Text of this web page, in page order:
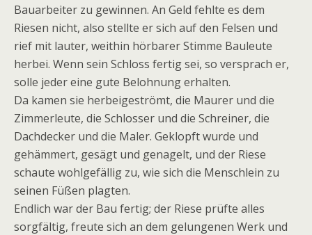
Bauarbeiter zu gewinnen. An Geld fehlte es dem
Riesen nicht, also stellte er sich auf den Felsen und
rief mit lauter, weithin hörbarer Stimme Bauleute
herbei. Wenn sein Schloss fertig sei, so versprach er,
solle jeder eine gute Belohnung erhalten.
Da kamen sie herbeigeströmt, die Maurer und die
Zimmerleute, die Schlosser und die Schreiner, die
Dachdecker und die Maler. Geklopft wurde und
gehämmert, gesägt und genagelt, und der Riese
schaute wohlgefällig zu, wie sich die Menschlein zu
seinen Füßen plagten.
Endlich war der Bau fertig; der Riese prüfte alles
sorgfältig, freute sich an dem gelungenen Werk und